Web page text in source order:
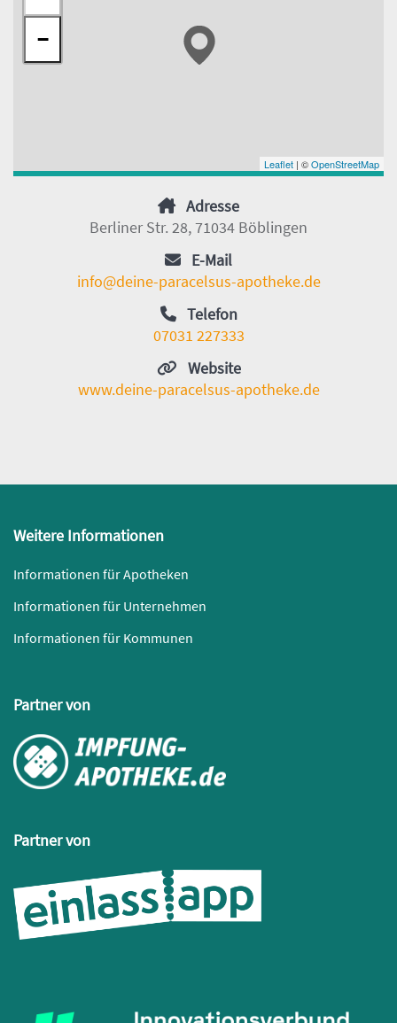
−
Leaflet | ©OpenStreetMap
Adresse
Berliner Str. 28, 71034 Böblingen
E-Mail
info@deine-paracelsus-apotheke.de
Telefon
07031 227333
Website
www.deine-paracelsus-apotheke.de
Weitere Informationen
Informationen für Apotheken
Informationen für Unternehmen
Informationen für Kommunen
Partner von
Partner von